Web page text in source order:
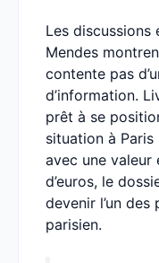
Les discussions
Mendes
contente pas
d’information.
prêt à se
situation à
avec une valeur
d’euros, le
devenir l’un
parisien.